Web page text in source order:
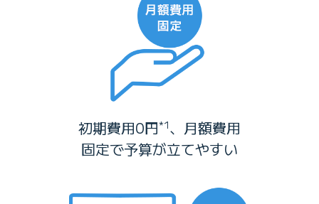
初期費用0円*1、月額費用
固定で予算が立てやすい